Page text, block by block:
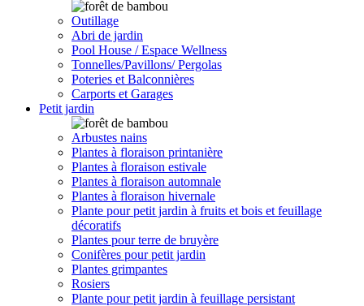
Outillage
Abri de jardin
Pool House / Espace Wellness
Tonnelles/Pavillons/ Pergolas
Poteries et Balconnières
Carports et Garages
Petit jardin
Arbustes nains
Plantes à floraison printanière
Plantes à floraison estivale
Plantes à floraison automnale
Plantes à floraison hivernale
Plante pour petit jardin à fruits et bois et feuillage
décoratifs
Plantes pour terre de bruyère
Conifères pour petit jardin
Plantes grimpantes
Rosiers
Plante pour petit jardin à feuillage persistant